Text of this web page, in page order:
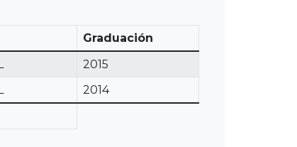
Graduación
2015
2014